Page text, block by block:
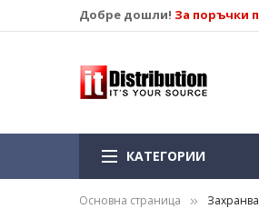
Добре дошли! За поръчки
КАТЕГОРИИ
Основна страница